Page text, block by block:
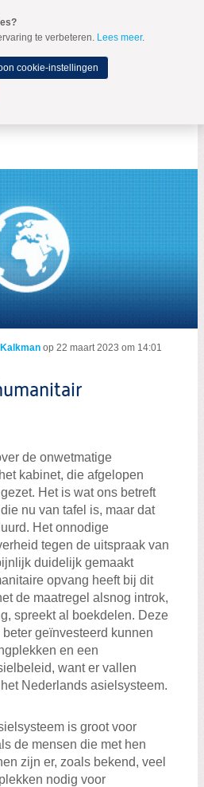
MENU
op 22 maart 2023 om 14:01
de onwetmatige
kabinet, die afgelopen
Het is wat ons betreft
nu van tafel is, maar dat
Het onnodige
tegen de uitspraak van
duidelijk gemaakt
opvang heeft bij dit
de maatregel alsnog introk,
spreekt al boekdelen. Deze
geïnvesteerd kunnen
en een
want er vallen
Nederlands asielsysteem.
is groot voor
de mensen die met hen
zijn er, zoals bekend, veel
nodig voor
te verbeteren. Lees meer.
cookie-instellingen